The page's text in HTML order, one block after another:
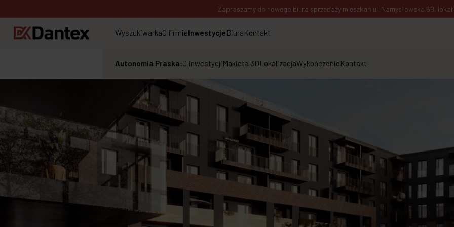
Zapraszamy do nowego biura sprzedaży mieszkań ul. Namysłowska 6B, lokal
WyszukiwarkaO firmieInwestycjeBiuraKontakt
Autonomia Praska:O inwestycjiMakieta 3DLokalizacjaWykończenieKontakt